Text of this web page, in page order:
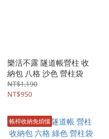
樂活不露 隧道帳營柱 收
納包 八格 沙色 營柱袋
NT$1,190
NT$950
帳桿收納免煩惱